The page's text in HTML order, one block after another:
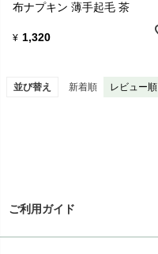
布ナプキン 薄手起毛 茶
¥ 1,320
並び替え 新着順 レビュー順
ご利用ガイド